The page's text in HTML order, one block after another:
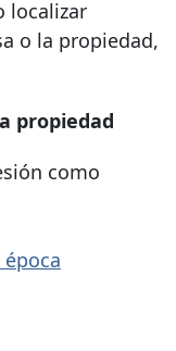
localizar
o la propiedad,
propiedad
como